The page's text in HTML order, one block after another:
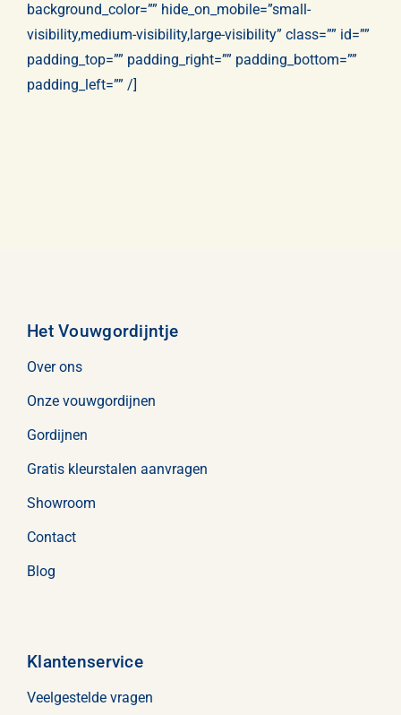
background_color=”” hide_on_mobile=”small-
visibility,medium-visibility,large-visibility” class=”” id=””
padding_top=”” padding_right=”” padding_bottom=””
padding_left=”” /]
Het Vouwgordijntje
Over ons
Onze vouwgordijnen
Gordijnen
Gratis kleurstalen aanvragen
Showroom
Contact
Blog
Klantenservice
Veelgestelde vragen